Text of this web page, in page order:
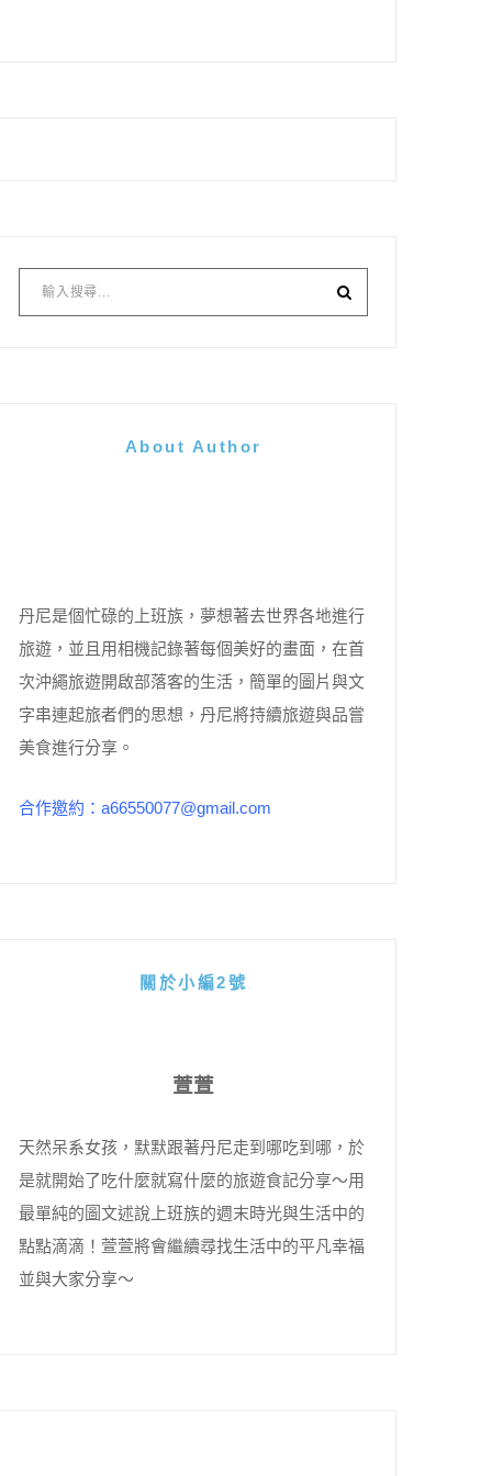
About Author
丹尼是個忙碌的上班族，夢想著去世界各地進行
旅遊，並且用相機記錄著每個美好的畫面，在首
次沖繩旅遊開啟部落客的生活，簡單的圖片與文
字串連起旅者們的思想，丹尼將持續旅遊與品嘗
美食進行分享。
合作邀約：a66550077@gmail.com
關於小編2號
萱萱
天然呆系女孩，默默跟著丹尼走到哪吃到哪，於
是就開始了吃什麼就寫什麼的旅遊食記分享～用
最單純的圖文述說上班族的週末時光與生活中的
點點滴滴！萱萱將會繼續尋找生活中的平凡幸福
並與大家分享～